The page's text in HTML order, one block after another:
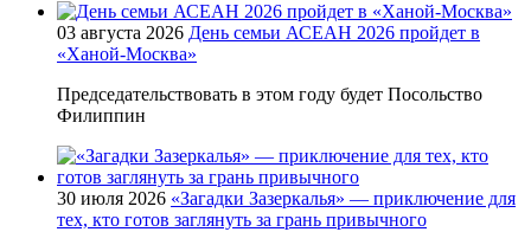
03 августа 2026 День семьи АСЕАН 2026 пройдет в
«Ханой-Москва»
Председательствовать в этом году будет Посольство
Филиппин
30 июля 2026 «Загадки Зазеркалья» — приключение для
тех, кто готов заглянуть за грань привычного